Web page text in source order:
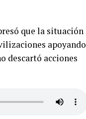
que la situación
apoyando
descartó acciones